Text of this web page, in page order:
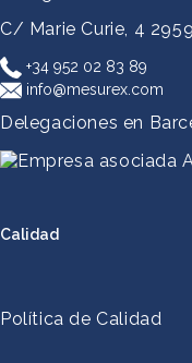
C/ Marie Curie, 4
+34 952 02 83 89
info@mesurex.com
Delegaciones en
Calidad
Política de Calidad